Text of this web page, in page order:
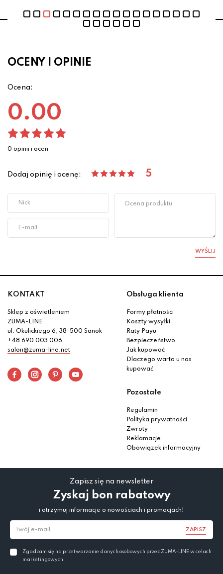
OCENY I OPINIE
Ocena:
0.00
0 opinii i ocen
Dodaj opinię i ocenę: 5
WYŚLIJ
KONTAKT
Sklep z oświetleniem
ZUMA-LINE
ul. Okulickiego 6, 38-500 Sanok
+48 690 003 006
salon@zuma-line.net
Obsługa klienta
Formy płatności
Koszty wysyłki
Raty Payu
Bezpieczeństwo
Jak kupować
Dlaczego warto u nas
kupować
Pozostałe
Regulamin
Polityka prywatności
Zwroty
Reklamacje
Obowiązek informacyjny
Zapisz się na newsletter
Zyskaj bon rabatowy
i otrzymuj informacje o nowościach i promocjach!
ZAPISZ
Zgadzam się na przetwarzanie danych osobowych przez ZUMA-LINE w celach
marketingowych.